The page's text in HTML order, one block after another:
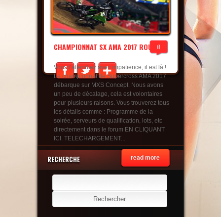
0
CHAMPIONNAT SX AMA 2017 ROUND ...
Vous l’attendiez avec impatience, il est là !
Le championnat de Supercross AMA 2017
débarque sur MXS Concept. Nous avons
un peu de décalage, cela est volontaires
pour plusieurs raisons. Vous trouverez tous
les détails comme : Programme de la
soirée, serveurs de qualification, lots, etc
directement dans le forum EN CLIQUANT
ICI. TELECHARGEMENT...
read more
RECHERCHE
Rechercher :